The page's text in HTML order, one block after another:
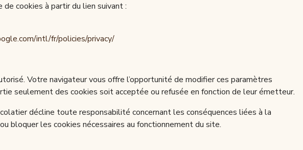
cookies à partir du lien suivant :
intl/fr/policies/privacy/
Votre navigateur vous offre l’opportunité de modifier ces paramètres
seulement des cookies soit acceptée ou refusée en fonction de leur émetteur.
décline toute responsabilité concernant les conséquences liées à la
bloquer les cookies nécessaires au fonctionnement du site.